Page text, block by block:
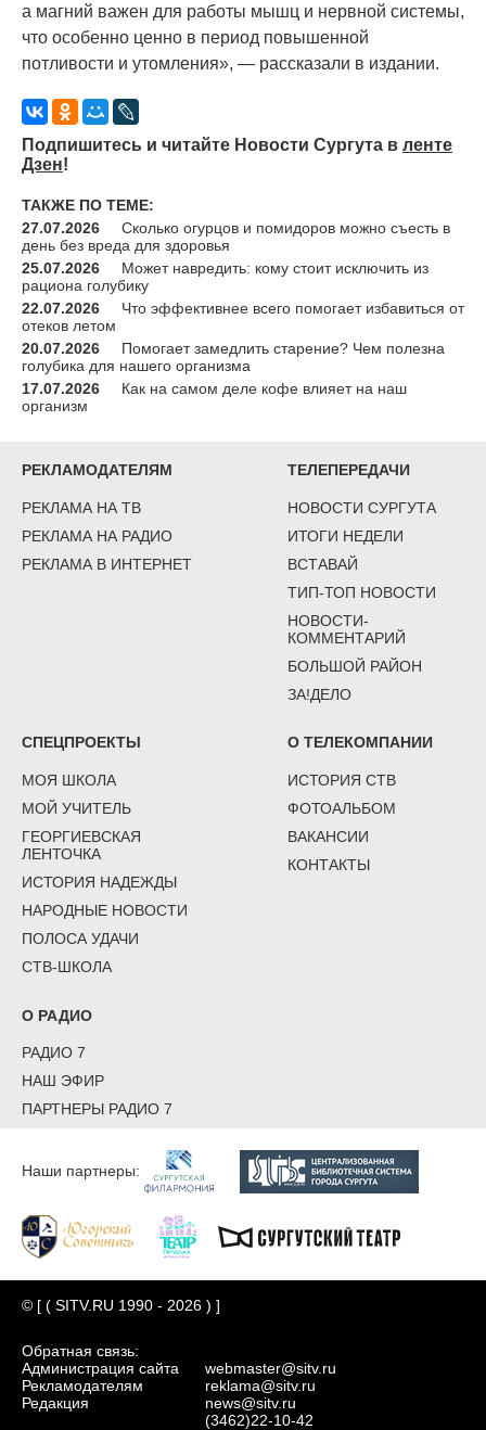
а магний важен для работы мышц и нервной системы,
что особенно ценно в период повышенной
потливости и утомления», — рассказали в издании.
Подпишитесь и читайте Новости Сургута в ленте
Дзен!
ТАКЖЕ ПО ТЕМЕ:
27.07.2026
Сколько огурцов и помидоров можно съесть в
день без вреда для здоровья
25.07.2026
Может навредить: кому стоит исключить из
рациона голубику
22.07.2026
Что эффективнее всего помогает избавиться от
отеков летом
20.07.2026
Помогает замедлить старение? Чем полезна
голубика для нашего организма
17.07.2026
Как на самом деле кофе влияет на наш
организм
РЕКЛАМОДАТЕЛЯМ
РЕКЛАМА НА ТВ
РЕКЛАМА НА РАДИО
РЕКЛАМА В ИНТЕРНЕТ
ТЕЛЕПЕРЕДАЧИ
НОВОСТИ СУРГУТА
ИТОГИ НЕДЕЛИ
ВСТАВАЙ
ТИП-ТОП НОВОСТИ
НОВОСТИ-
КОММЕНТАРИЙ
БОЛЬШОЙ РАЙОН
ЗА!ДЕЛО
СПЕЦПРОЕКТЫ
МОЯ ШКОЛА
МОЙ УЧИТЕЛЬ
ГЕОРГИЕВСКАЯ
ЛЕНТОЧКА
ИСТОРИЯ НАДЕЖДЫ
НАРОДНЫЕ НОВОСТИ
ПОЛОСА УДАЧИ
СТВ-ШКОЛА
О ТЕЛЕКОМПАНИИ
ИСТОРИЯ СТВ
ФОТОАЛЬБОМ
ВАКАНСИИ
КОНТАКТЫ
О РАДИО
РАДИО 7
НАШ ЭФИР
ПАРТНЕРЫ РАДИО 7
Наши партнеры:
© [ ( SITV.RU 1990 - 2026 ) ]
Обратная связь:
Администрация сайта
Рекламодателям
Редакция
webmaster@sitv.ru
reklama@sitv.ru
news@sitv.ru
(3462)22-10-42